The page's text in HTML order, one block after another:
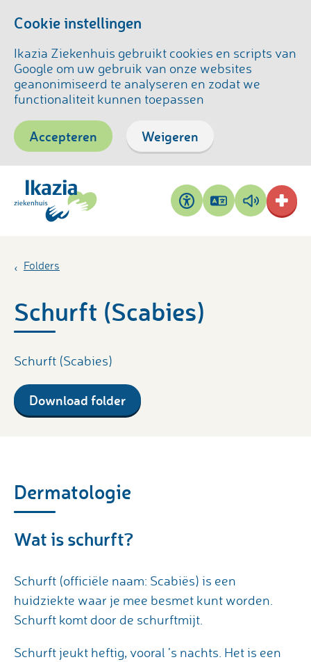
Cookie instellingen
Ikazia Ziekenhuis gebruikt cookies en scripts van
Google om uw gebruik van onze websites
geanonimiseerd te analyseren en zodat we
functionaliteit kunnen toepassen
Accepteren Weigeren
Toegankelijkheid
Pagina
vertalen
Pagina
voorlezen
Folders
Schurft (Scabies)
Schurft (Scabies)
Download folder
Dermatologie
Wat is schurft?
Schurft (officiële naam: Scabiës) is een
huidziekte waar je mee besmet kunt worden.
Schurft komt door de schurftmijt.
Schurft jeukt heftig, vooral ’s nachts. Het is een